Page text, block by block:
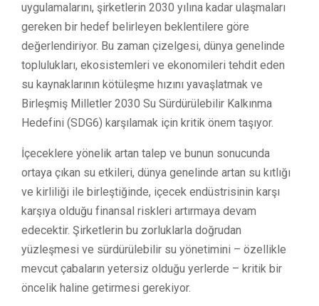
uygulamalarını, şirketlerin 2030 yılına kadar ulaşmaları
gereken bir hedef belirleyen beklentilere göre
değerlendiriyor. Bu zaman çizelgesi, dünya genelinde
toplulukları, ekosistemleri ve ekonomileri tehdit eden
su kaynaklarının kötüleşme hızını yavaşlatmak ve
Birleşmiş Milletler 2030 Su Sürdürülebilir Kalkınma
Hedefini (SDG6) karşılamak için kritik önem taşıyor.
İçeceklere yönelik artan talep ve bunun sonucunda
ortaya çıkan su etkileri, dünya genelinde artan su kıtlığı
ve kirliliği ile birleştiğinde, içecek endüstrisinin karşı
karşıya olduğu finansal riskleri artırmaya devam
edecektir. Şirketlerin bu zorluklarla doğrudan
yüzleşmesi ve sürdürülebilir su yönetimini – özellikle
mevcut çabaların yetersiz olduğu yerlerde – kritik bir
öncelik haline getirmesi gerekiyor.